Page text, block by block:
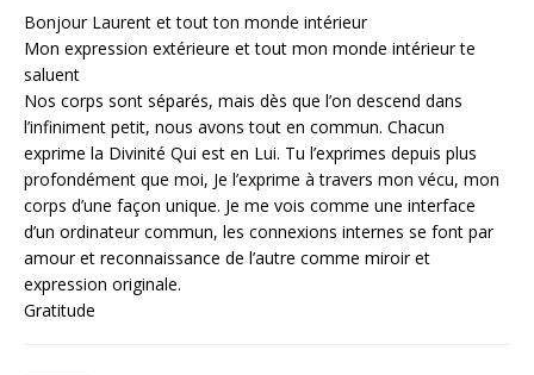
Bonjour Laurent et tout ton monde intérieur
Mon expression extérieure et tout mon monde intérieur te
saluent
Nos corps sont séparés, mais dès que l’on descend dans
l’infiniment petit, nous avons tout en commun. Chacun
exprime la Divinité Qui est en Lui. Tu l’exprimes depuis plus
profondément que moi, Je l’exprime à travers mon vécu, mon
corps d’une façon unique. Je me vois comme une interface
d’un ordinateur commun, les connexions internes se font par
amour et reconnaissance de l’autre comme miroir et
expression originale.
Gratitude